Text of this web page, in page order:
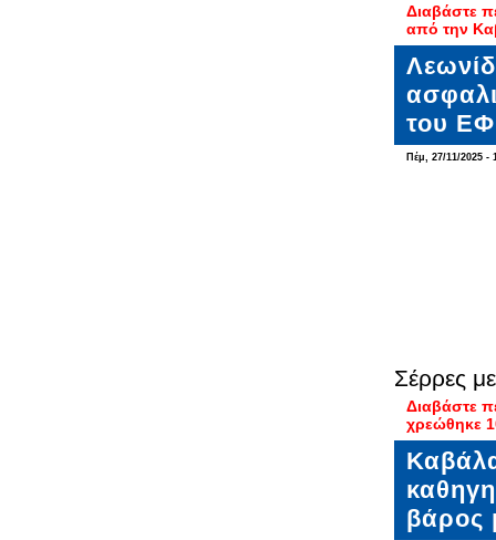
Διαβάστε
από την
του
Πέμ, 27/11/2025 -
Σέρρες
Διαβάστε
χρεώθηκε
βάρος